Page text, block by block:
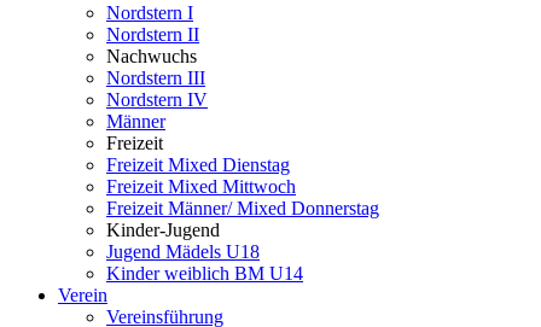
Nordstern I
Nordstern II
Nachwuchs
Nordstern III
Nordstern IV
Männer
Freizeit
Freizeit Mixed Dienstag
Freizeit Mixed Mittwoch
Freizeit Männer/ Mixed Donnerstag
Kinder-Jugend
Jugend Mädels U18
Kinder weiblich BM U14
Verein
Vereinsführung